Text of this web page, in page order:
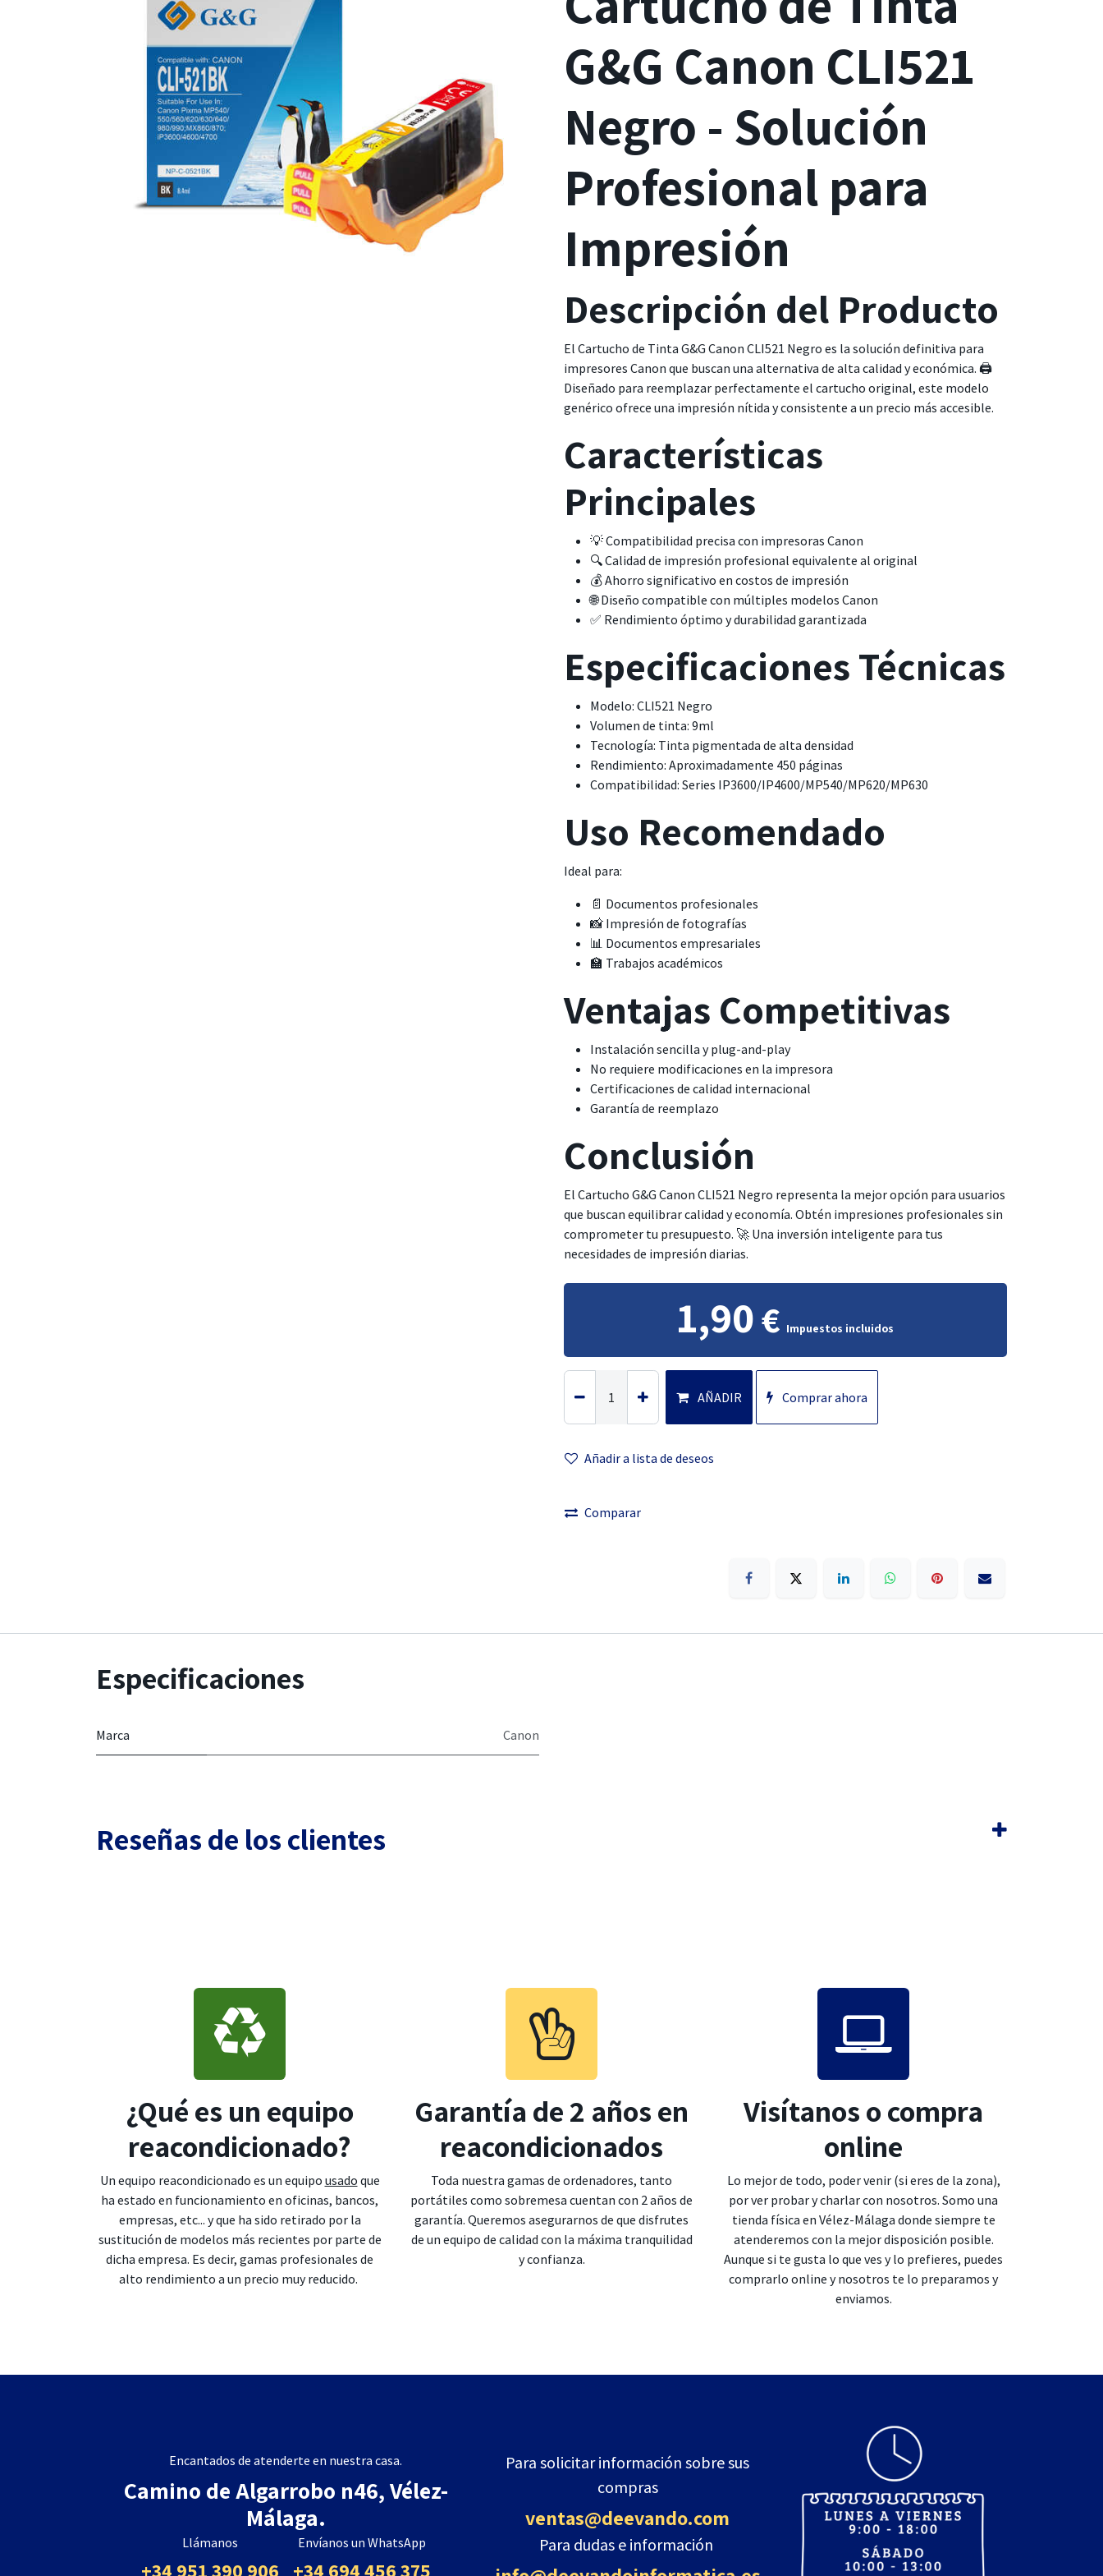
G&G Canon CLI521
Negro - Solución
Profesional para
Impresión
Descripción del Producto
El Cartucho de Tinta G&G Canon CLI521 Negro es la solución definitiva para
impresores Canon que buscan una alternativa de alta calidad y económica. 🖨️
Diseñado para reemplazar perfectamente el cartucho original, este modelo
genérico ofrece una impresión nítida y consistente a un precio más accesible.
Características
Principales
💡 Compatibilidad precisa con impresoras Canon
🔍 Calidad de impresión profesional equivalente al original
💰 Ahorro significativo en costos de impresión
🌐 Diseño compatible con múltiples modelos Canon
✅ Rendimiento óptimo y durabilidad garantizada
Especificaciones Técnicas
Modelo: CLI521 Negro
Volumen de tinta: 9ml
Tecnología: Tinta pigmentada de alta densidad
Rendimiento: Aproximadamente 450 páginas
Compatibilidad: Series IP3600/IP4600/MP540/MP620/MP630
Uso Recomendado
Ideal para:
📄 Documentos profesionales
📸 Impresión de fotografías
📊 Documentos empresariales
🏫 Trabajos académicos
Ventajas Competitivas
Instalación sencilla y plug-and-play
No requiere modificaciones en la impresora
Certificaciones de calidad internacional
Garantía de reemplazo
Conclusión
El Cartucho G&G Canon CLI521 Negro representa la mejor opción para usuarios
que buscan equilibrar calidad y economía. Obtén impresiones profesionales sin
comprometer tu presupuesto. 🚀 Una inversión inteligente para tus
necesidades de impresión diarias.
1,90€ Impuestos incluidos
AÑADIR Comprar ahora
Añadir a lista de deseos
Comparar
Especificaciones
Marca Canon
Reseñas de los clientes
¿Qué es un equipo
reacondicionado?
Un equipo reacondicionado es un equipo usado que
ha estado en funcionamiento en oficinas, bancos,
empresas, etc... y que ha sido retirado por la
sustitución de modelos más recientes por parte de
dicha empresa. Es decir, gamas profesionales de
alto rendimiento a un precio muy reducido.
Garantía de 2 años en
reacondicionados
Toda nuestra gamas de ordenadores, tanto
portátiles como sobremesa cuentan con 2 años de
garantía. Queremos asegurarnos de que disfrutes
de un equipo de calidad con la máxima tranquilidad
y confianza.
Visítanos o compra
online
Lo mejor de todo, poder venir (si eres de la zona),
por ver probar y charlar con nosotros. Somo una
tienda física en Vélez-Málaga donde siempre te
atenderemos con la mejor disposición posible.
Aunque si te gusta lo que ves y lo prefieres, puedes
comprarlo online y nosotros te lo preparamos y
enviamos.
Para dudas e información
Para solicitar información sobre sus
compras
ventas@deevando.com
Llámanos
+34 951 390 906
Encantados de atenderte en nuestra casa.
Camino de Algarrobo n46, Vélez-
Málaga.
Envíanos un WhatsApp
+34 694 456 375